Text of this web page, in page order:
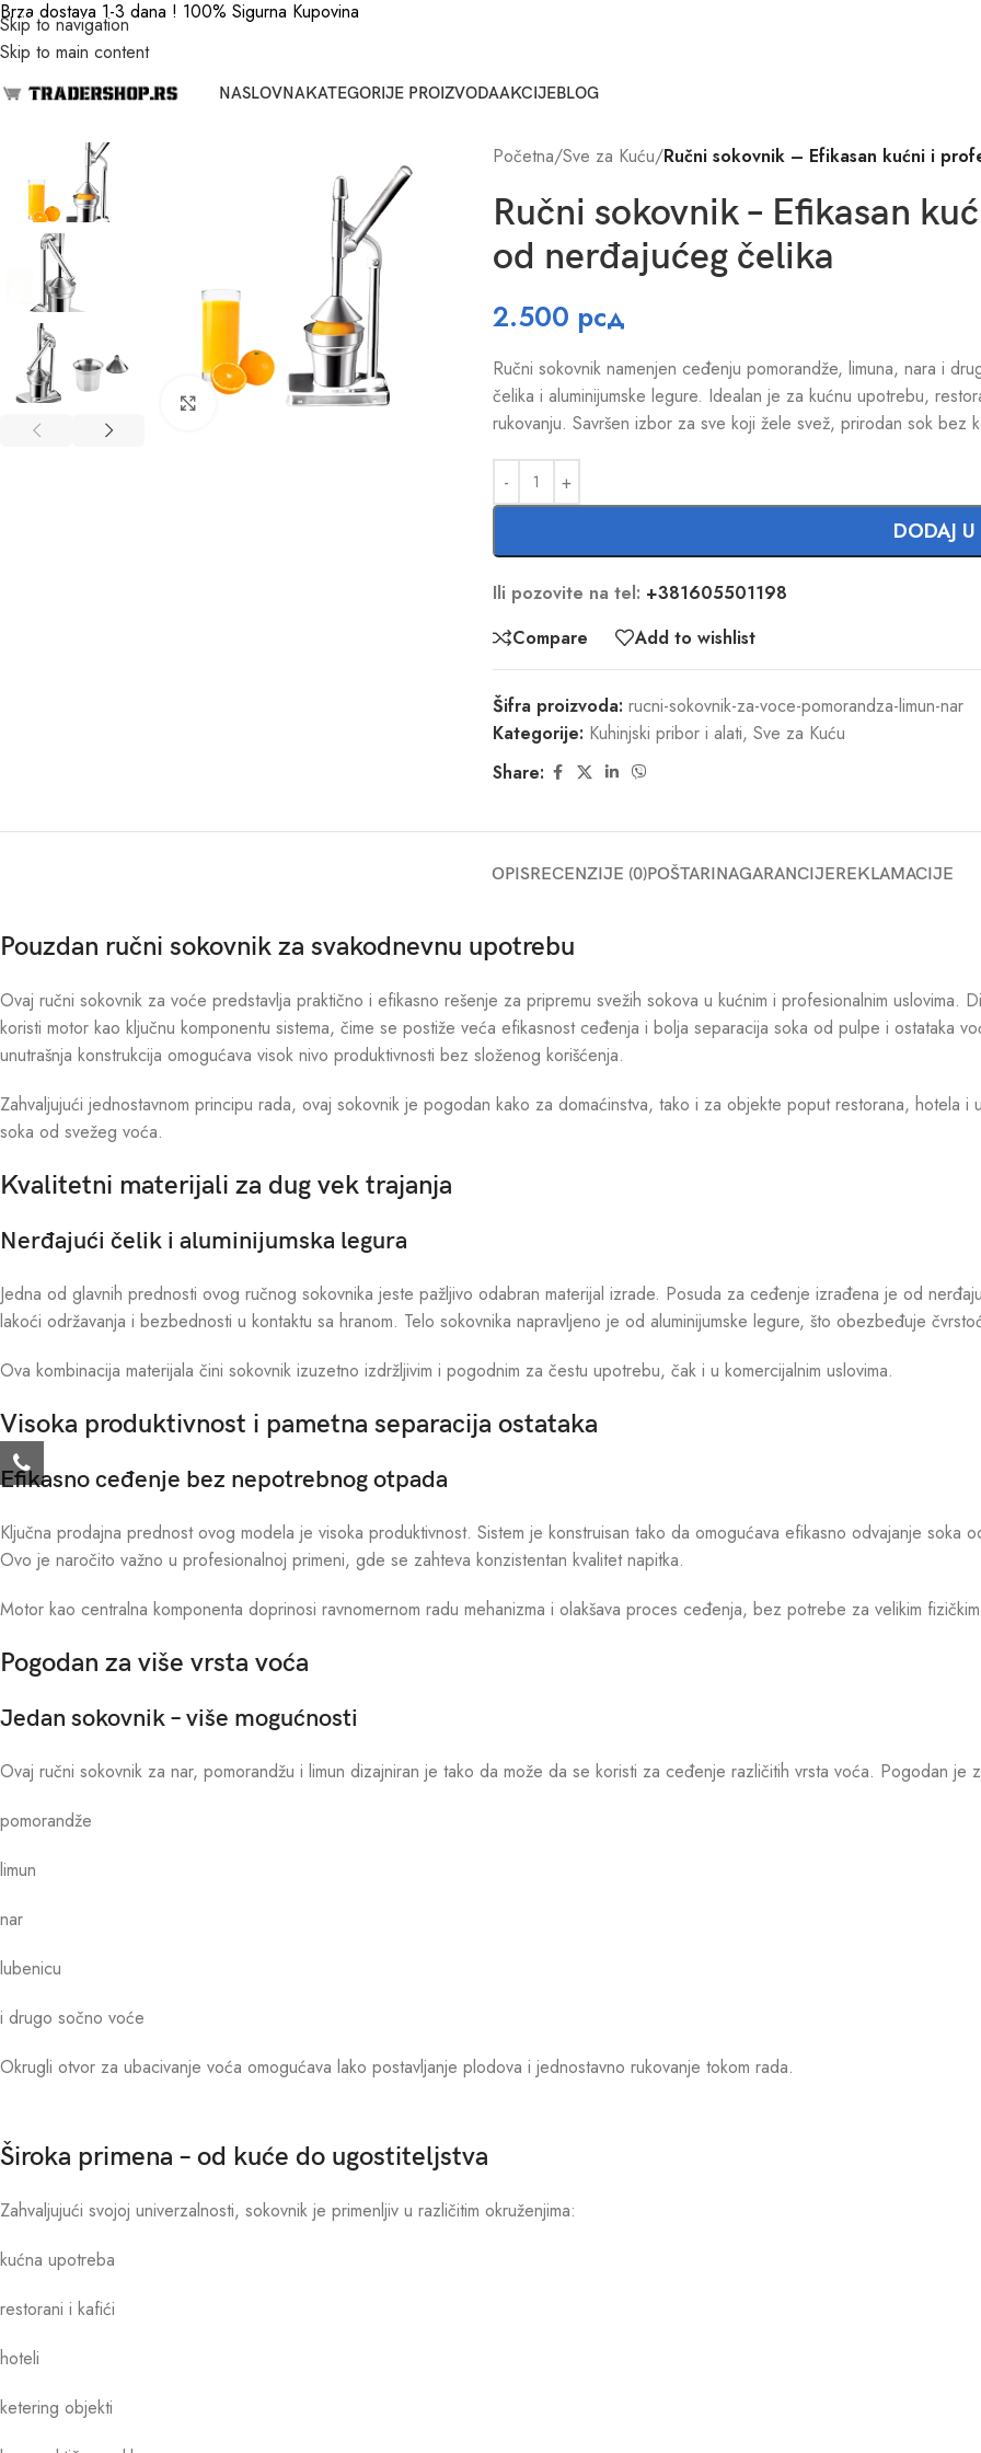
Skip to navigation
Skip to main content
Brza dostava 1-3 dana ! 100% Sigurna Kupovina
NASLOVNAKATEGORIJE PROIZVODAAKCIJEBLOG
Click to enlarge
Početna/Sve za Kuću/Ručni sokovnik – Efikasan kućni i
Ručni sokovnik – Efikasan
od nerđajućeg čelika
2.500 рсд
Ručni sokovnik namenjen ceđenju pomorandže, limuna, nara i
čelika i aluminijumske legure. Idealan je za kućnu upotrebu,
rukovanju. Savršen izbor za sve koji žele svež, prirodan sok bez
DODAJ U
Ili pozovite na tel: +381605501198
Compare
Add to wishlist
Šifra proizvoda: rucni-sokovnik-za-voce-pomorandza-limun-nar
Kategorije: Kuhinjski pribor i alati, Sve za Kuću
Share:
OPISRECENZIJE (0)POŠTARINAGARANCIJEREKLAMACIJE
Pouzdan ručni sokovnik za svakodnevnu upotrebu
Ovaj ručni sokovnik za voće predstavlja praktično i efikasno rešenje za pripremu svežih sokova u kućnim i profesionalnim uslovima.
koristi motor kao ključnu komponentu sistema, čime se postiže veća efikasnost ceđenja i bolja separacija soka od pulpe i ostataka
unutrašnja konstrukcija omogućava visok nivo produktivnosti bez složenog korišćenja.
Zahvaljujući jednostavnom principu rada, ovaj sokovnik je pogodan kako za domaćinstva, tako i za objekte poput restorana, hotela
soka od svežeg voća.
Kvalitetni materijali za dug vek trajanja
Nerđajući čelik i aluminijumska legura
Jedna od glavnih prednosti ovog ručnog sokovnika jeste pažljivo odabran materijal izrade. Posuda za ceđenje izrađena je od
lakoći održavanja i bezbednosti u kontaktu sa hranom. Telo sokovnika napravljeno je od aluminijumske legure, što obezbeđuje
Ova kombinacija materijala čini sokovnik izuzetno izdržljivim i pogodnim za čestu upotrebu, čak i u komercijalnim uslovima.
Visoka produktivnost i pametna separacija ostataka
Efikasno ceđenje bez nepotrebnog otpada
Ključna prodajna prednost ovog modela je visoka produktivnost. Sistem je konstruisan tako da omogućava efikasno odvajanje soka
Ovo je naročito važno u profesionalnoj primeni, gde se zahteva konzistentan kvalitet napitka.
Motor kao centralna komponenta doprinosi ravnomernom radu mehanizma i olakšava proces ceđenja, bez potrebe za velikim
Pogodan za više vrsta voća
Jedan sokovnik – više mogućnosti
Ovaj ručni sokovnik za nar, pomorandžu i limun dizajniran je tako da može da se koristi za ceđenje različitih vrsta voća. Pogodan je
pomorandže
limun
nar
lubenicu
i drugo sočno voće
Okrugli otvor za ubacivanje voća omogućava lako postavljanje plodova i jednostavno rukovanje tokom rada.
Široka primena – od kuće do ugostiteljstva
Zahvaljujući svojoj univerzalnosti, sokovnik je primenljiv u različitim okruženjima:
kućna upotreba
restorani i kafići
hoteli
ketering objekti